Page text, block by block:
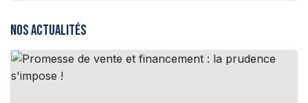
Nos actualités